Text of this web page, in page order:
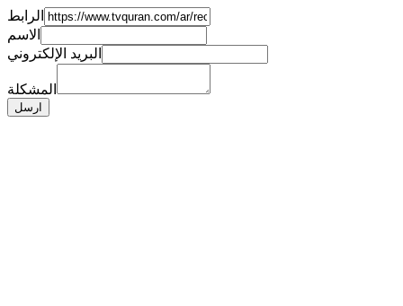
الرابط
الاسم
البريد الإلكتروني
المشكلة
ارسل